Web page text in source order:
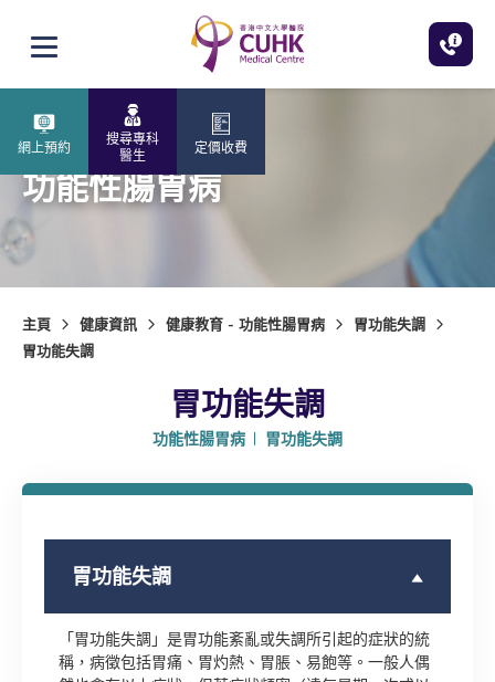
打開選單
網上預約
搜尋專科
醫生
定價收費
功能性腸胃病
主頁 健康資訊 健康教育 - 功能性腸胃病
胃功能失調
胃功能失調
胃功能失調
功能性腸胃病 胃功能失調
胃功能失調
「胃功能失調」是胃功能紊亂或失調所引起的症狀的統
稱，病徵包括胃痛、胃灼熱、胃脹、易飽等。一般人偶